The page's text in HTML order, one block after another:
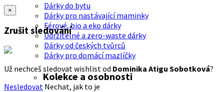
Dárky do bytu
Dárky pro nastávající maminky
Férové, bio a eko dárky
Udržitelné a zero-waste dárky
Dárky od českých tvůrců
Dárky pro domácí mazlíčky
Kolekce a osobnosti
×
Zrušit sledování
Už nechceš sledovat wishlist od Dominika Atigu Sobotková?
Nesledovat Nechat, jak to je